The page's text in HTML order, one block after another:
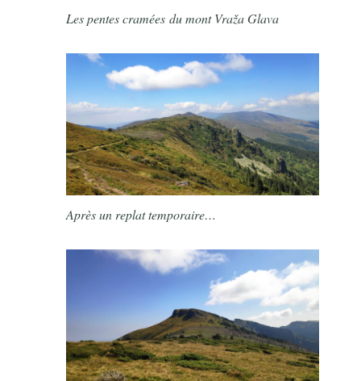
Les pentes cramées du mont Vraža Glava
Après un replat temporaire…